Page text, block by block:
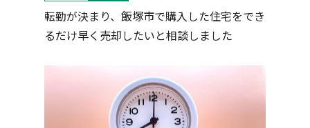
転勤が決まり、飯塚市で購入した住宅をでき
るだけ早く売却したいと相談しました